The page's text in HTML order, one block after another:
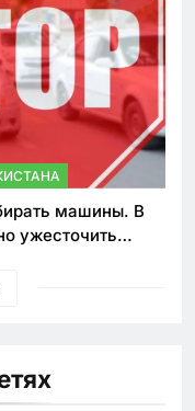
машины. В
ужесточить